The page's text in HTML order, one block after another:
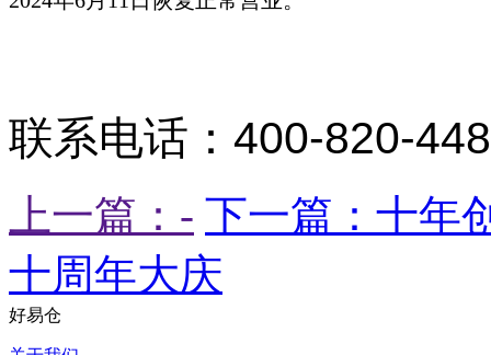
联系电话： 400-820-
上一篇：- 下一篇：十年
十周年大庆
好易仓